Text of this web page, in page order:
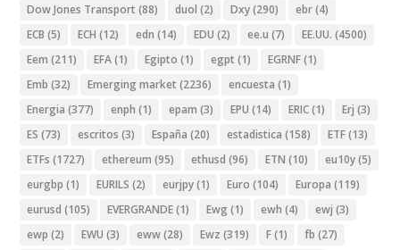
Dow Jones Transport (88) duol (2) Dxy(290) ebr(4)
ECB (5) ECH (12) edn (14) EDU (2) ee.u (7) EE.UU. (4500)
Eem (211) EFA(1) Egipto (1) egpt (1) EGRNF(1)
Emb (32) Emerging market (2236) encuesta (1)
Energia (377) enph (1) epam (3) EPU (14) ERIC(1) Erj (3)
ES (73) escritos (3) España (20) estadistica (158) ETF(13)
ETFs (1727) ethereum (95) ethusd (96) ETN (10) eu10y(5)
eurgbp (1) EURILS (2) eurjpy(1) Euro (104) Europa (119)
eurusd (105) EVERGRANDE(1) Ewg (1) ewh (4) ewj (3)
ewp (2) EWU (3) eww(28) Ewz (319) F(1) fb (27)